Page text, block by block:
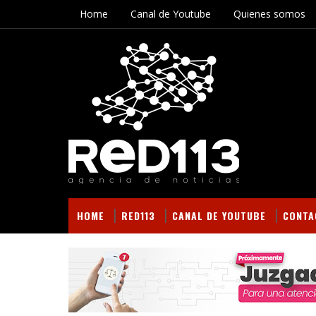
Home Canal de Youtube Quienes somos
HOME RED113 CANAL DE YOUTUBE